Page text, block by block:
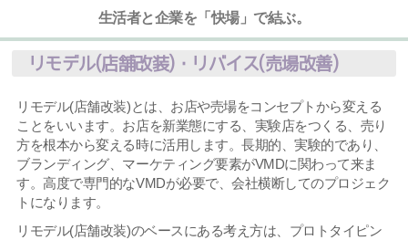
生活者と企業を「快場」で結ぶ。
リモデル(店舗改装)・リバイス(売場改善)
リモデル(店舗改装)とは、お店や売場をコンセプトから変える
ことをいいます。お店を新業態にする、実験店をつくる、売り
方を根本から変える時に活用します。長期的、実験的であり、
ブランディング、マーケティング要素がVMDに関わって来ま
す。高度で専門的なVMDが必要で、会社横断してのプロジェク
トになります。
リモデル(店舗改装)のベースにある考え方は、プロトタイピン